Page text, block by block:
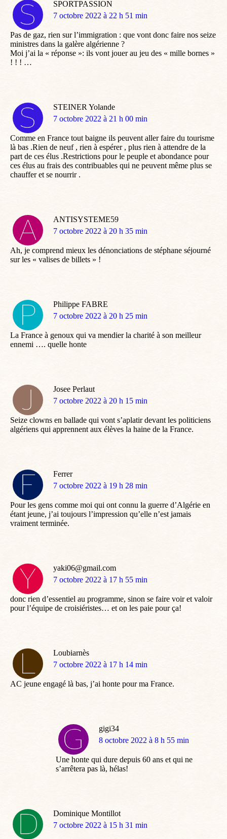
SPORTPASSION
dit
7 octobre 2022 à 22 h 51 min
Pas de gaz, rien sur l’immigration : que vont donc faire nos seize
ministres dans la galère algérienne ?
Moi j’ai la « réponse »: ils vont jouer au jeu des « mille bornes »
! ! ! …
STEINER Yolande
dit
7 octobre 2022 à 21 h 00 min
Comme en France tout baigne ils peuvent aller faire du tourisme
là bas .Rien de neuf , rien à espérer , plus rien à attendre de la
part de ces élus .Restrictions pour le peuple et abondance pour
ces élus au frais des contribuables qui ne peuvent même plus se
chauffer et se nourrir .
ANTISYSTEME59
dit
7 octobre 2022 à 20 h 35 min
Ah, je comprend mieux les dénonciations de stéphane séjourné
sur les « valises de billets » !
Philippe FABRE
dit
7 octobre 2022 à 20 h 25 min
La France à genoux qui va mendier la charité à son meilleur
ennemi …. quelle honte
Josee Perlaut
dit
7 octobre 2022 à 20 h 15 min
Seize clowns en ballade qui vont s’aplatir devant les politiciens
algériens qui apprennent aux élèves la haine de la France.
Ferrer
dit
7 octobre 2022 à 19 h 28 min
Pour les gens comme moi qui ont connu la guerre d’Algérie en
étant jeune, j’ai toujours l’impression qu’elle n’est jamais
vraiment terminée.
yaki06@gmail.com
dit
7 octobre 2022 à 17 h 55 min
donc rien d’essentiel au programme, sinon se faire voir et valoir
pour l’équipe de croisiéristes… et on les paie pour ça!
Loubiarnès
dit
7 octobre 2022 à 17 h 14 min
AC jeune engagé là bas, j’ai honte pour ma France.
gigi34
dit
8 octobre 2022 à 8 h 55 min
Une honte qui dure depuis 60 ans et qui ne
s’arrêtera pas là, hélas!
Dominique Montillot
dit
7 octobre 2022 à 15 h 31 min